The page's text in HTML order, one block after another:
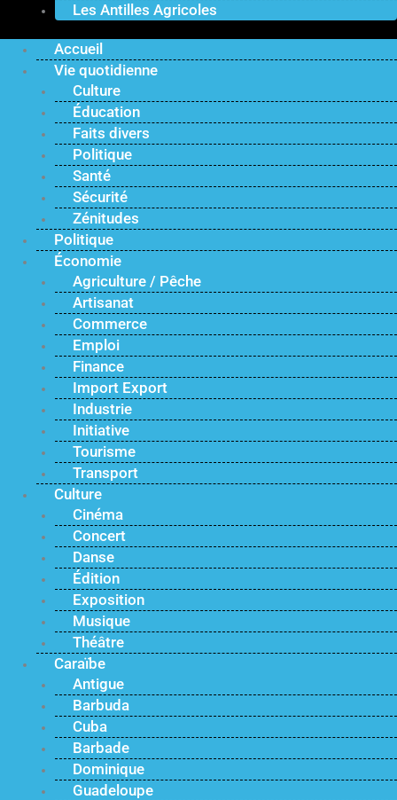
Les Antilles Agricoles
Accueil
Vie quotidienne
Culture
Éducation
Faits divers
Politique
Santé
Sécurité
Zénitudes
Politique
Économie
Agriculture / Pêche
Artisanat
Commerce
Emploi
Finance
Import Export
Industrie
Initiative
Tourisme
Transport
Culture
Cinéma
Concert
Danse
Édition
Exposition
Musique
Théâtre
Caraïbe
Antigue
Barbuda
Cuba
Barbade
Dominique
Guadeloupe